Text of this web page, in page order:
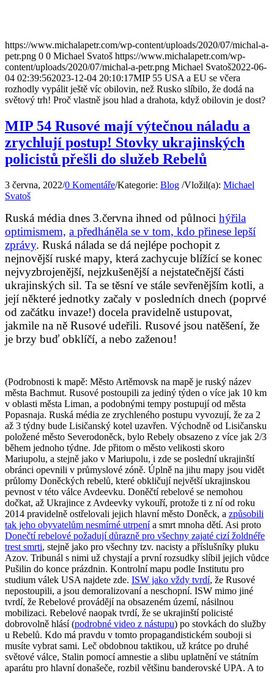
https://www.michalapetr.com/wp-content/uploads/2020/07/michal-a-
petr.png 0 0 Michael Svatoš https://www.michalapetr.com/wp-
content/uploads/2020/07/michal-a-petr.png Michael Svatoš2022-06-
04 02:39:562023-12-04 20:10:17MIP 55 USA a EU se včera
rozhodly vypálit ještě víc obilovin, než Rusko slíbilo, že dodá na
světový trh! Proč vlastně jsou hlad a drahota, když obilovin je dost?
MIP 54 Rusové mají výtečnou náladu a
zrychlují postup! Stovky ukrajinských
policistů přešli do služeb Rebelů
3 června, 2022/0 Komentáře/Kategorie: Blog /Vložil(a): Michael
Svatoš
Ruská média dnes 3.června ihned od půlnoci hýřila
optimismem, a předháněla se v tom, kdo přinese lepší
zprávy. Ruská nálada se dá nejlépe pochopit z
nejnovější ruské mapy, která zachycuje blížící se konec
nejvyzbrojenější, nejzkušenější a nejstatečnější části
ukrajinských sil. Ta se těsní ve stále sevřenějším kotli, a
její některé jednotky začaly v posledních dnech (poprvé
od začátku invaze!) docela pravidelně ustupovat,
jakmile na ně Rusové udeřili. Rusové jsou natěšení, že
je brzy buď obklíčí, a nebo zaženou!
(Podrobnosti k mapě: Město Artěmovsk na mapě je ruský název
města Bachmut. Rusové postoupili za jediný týden o více jak 10 km
v oblasti města Liman, a podobnými tempy postupují od města
Popasnaja. Ruská média ze zrychleného postupu vyvozují, že za 2
až 3 týdny bude Lisičanský kotel uzavřen. Východně od Lisičansku
položené město Severodoněck, bylo Rebely obsazeno z více jak 2/3
během jednoho týdne. Jde přitom o město velikosti skoro
Mariupolu, a stejně jako v Mariupolu, i zde se poslední ukrajinští
obránci opevnili v průmyslové zóně. Úplně na jihu mapy jsou vidět
průlomy Doněckých rebelů, které obkličují největší ukrajinskou
pevnost v této válce Avdeevku. Doněčtí rebelové se nemohou
dočkat, až Ukrajince z Avdeevky vykouří, protože ti z ní od roku
2014 pravidelně ostřelovali jejich hlavní město Doněck, a způsobili
tak jeho obyvatelům nesmírné utrpenía smrt mnoha dětí. Asi proto
Donečtí rebelové požadují důrazně pro všechny zajaté cizí žoldnéře
trest smrti, stejně jako pro všechny tzv. nacisty a příslušníky pluku
Azov. Tribunál s nimi už chystají a první rozsudky slíbil jejich vůdce
Pušilin do konce prázdnin. Kontrolní mapu podle Institutu pro
studium válek USA najdete zde. ISW jako vždy tvrdí, že Rusové
nepostoupili, a jsou demoralizovaní a neschopní. ISW mimo jiné
tvrdí, že Rebelové provádějí na obsazeném území, násilnou
mobilizaci. Rebelové naopak tvrdí, že se ukrajinští policisté
dobrovolně hlásí (podrobné video z nástupu) po stovkách do služby
u Rebelů. Kdo má pravdu v tomto propagandistickém souboji si
musíte vybrat sami. Leč obdobnou taktikou, už krátce po druhé
světové válce, Stalin pomocí amnestie a slibu uplatnění ve státním
aparátu pro hlavní donašeče, rozbil většinu banderovské UPA. A to